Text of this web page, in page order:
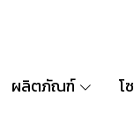
ผลิตภัณฑ์ โ